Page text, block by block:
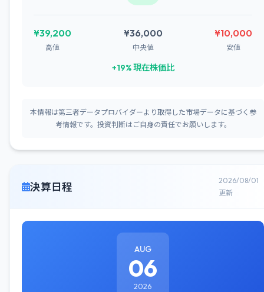
¥39,200
高値
¥36,000
中央値
¥10,000
安値
+19% 現在株価比
本情報は第三者データプロバイダーより取得した市場データに基づく参
考情報です。投資判断はご自身の責任でお願いします。
決算日程
2026/08/01
更新
AUG
06
2026